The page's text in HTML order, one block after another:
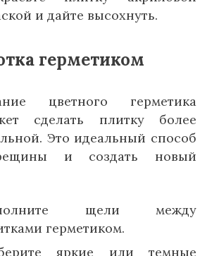
и дайте высохнуть.
герметиком
цветного герметика
сделать плитку более
Это идеальный способ
и создать новый
щели между
герметиком.
яркие или темные